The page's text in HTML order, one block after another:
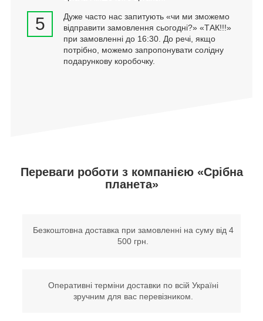
5
Дуже часто нас запитують «чи ми зможемо
відправити замовлення сьогодні?» «ТАК!!!»
при замовленні до 16:30. До речі, якщо
потрібно, можемо запропонувати солідну
подарункову коробочку.
Переваги роботи з компанією «Срібна
планета»
Безкоштовна доставка при замовленні на суму від 4
500 грн.
Оперативні терміни доставки по всій Україні
зручним для вас перевізником.